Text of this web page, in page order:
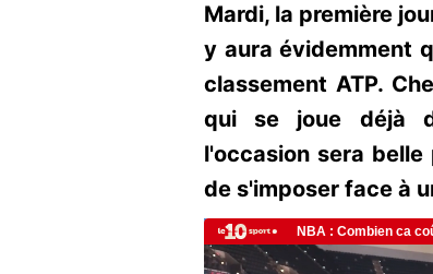
Mardi, la première
y aura évidemment
classement ATP.
qui se joue déjà
l'occasion sera
de s'imposer face à